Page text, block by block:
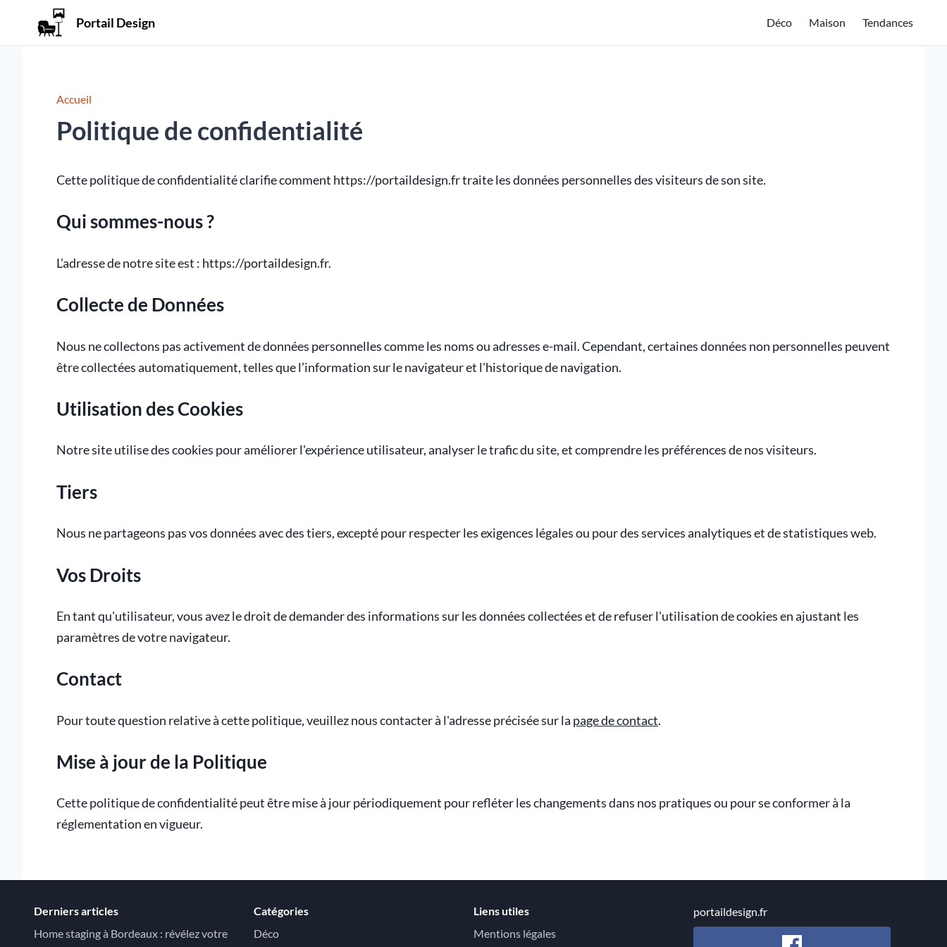
Portail Design Déco Maison Tendances
Accueil
Politique de confidentialité
Cette politique de confidentialité clarifie comment https://portaildesign.fr traite les données personnelles des visiteurs de son site.
Qui sommes-nous ?
L’adresse de notre site est : https://portaildesign.fr.
Collecte de Données
Nous ne collectons pas activement de données personnelles comme les noms ou adresses e-mail. Cependant, certaines données non personnelles peuvent
être collectées automatiquement, telles que l’information sur le navigateur et l'historique de navigation.
Utilisation des Cookies
Notre site utilise des cookies pour améliorer l'expérience utilisateur, analyser le trafic du site, et comprendre les préférences de nos visiteurs.
Tiers
Nous ne partageons pas vos données avec des tiers, excepté pour respecter les exigences légales ou pour des services analytiques et de statistiques web.
Vos Droits
En tant qu'utilisateur, vous avez le droit de demander des informations sur les données collectées et de refuser l'utilisation de cookies en ajustant les
paramètres de votre navigateur.
Contact
Pour toute question relative à cette politique, veuillez nous contacter à l'adresse précisée sur la page de contact.
Mise à jour de la Politique
Cette politique de confidentialité peut être mise à jour périodiquement pour refléter les changements dans nos pratiques ou pour se conformer à la
réglementation en vigueur.
Derniers articles
Home staging à Bordeaux : révélez votre
Catégories
Déco
Liens utiles
Mentions légales
portaildesign.fr